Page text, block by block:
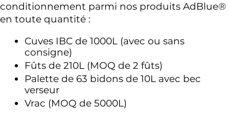
conditionnement parmi nos produits AdBlue®
en toute quantité :
Cuves IBC de 1000L (avec ou sans
consigne)
Fûts de 210L (MOQ de 2 fûts)
Palette de 63 bidons de 10L avec bec
verseur
Vrac (MOQ de 5000L)